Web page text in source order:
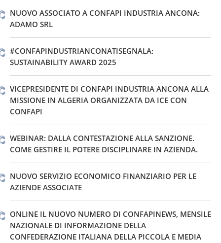
NUOVO ASSOCIATO A CONFAPI INDUSTRIA ANCONA:
ADAMO SRL
#CONFAPINDUSTRIANCONATISEGNALA:
SUSTAINABILITY AWARD 2025
VICEPRESIDENTE DI CONFAPI INDUSTRIA ANCONA ALLA
MISSIONE IN ALGERIA ORGANIZZATA DA ICE CON
CONFAPI
WEBINAR: DALLA CONTESTAZIONE ALLA SANZIONE.
COME GESTIRE IL POTERE DISCIPLINARE IN AZIENDA.
NUOVO SERVIZIO ECONOMICO FINANZIARIO PER LE
AZIENDE ASSOCIATE
ONLINE IL NUOVO NUMERO DI CONFAPINEWS, MENSILE
NAZIONALE DI INFORMAZIONE DELLA
CONFEDERAZIONE ITALIANA DELLA PICCOLA E MEDIA